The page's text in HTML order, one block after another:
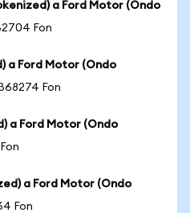
a Ford Motor (Ondo
Fon
a Ford Motor (Ondo
Fon
a Ford Motor (Ondo
a Ford Motor (Ondo
Fon